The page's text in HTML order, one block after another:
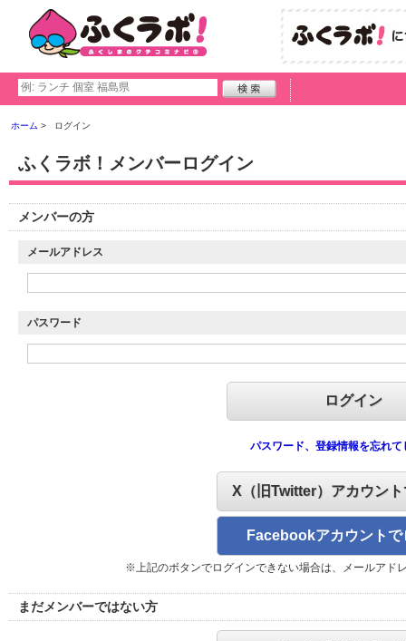
ホーム ログイン
ふくラボ！メンバーログイン
メンバーの方
メールアドレス
パスワード
パスワード、登録情報を忘れて
X（旧Twitter）アカウン
Facebookアカウントで
※上記のボタンでログインできない場合は、メールアド
まだメンバーではない方